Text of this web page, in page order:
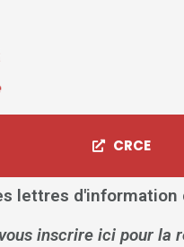
CRCE
lettres
inscrire ici pour la